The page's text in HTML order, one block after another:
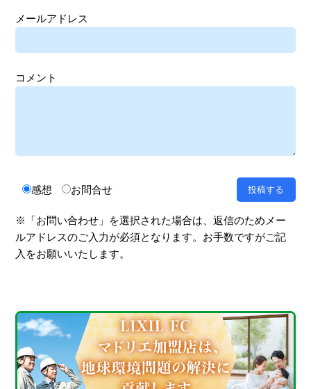
メールアドレス
コメント
感想 お問合せ
※「お問い合わせ」を選択された場合は、返信のためメー
ルアドレスのご入力が必須となります。お手数ですがご記
入をお願いいたします。